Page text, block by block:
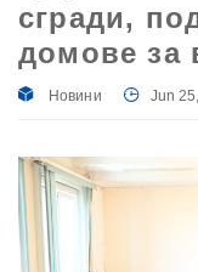
сгради,
домове за
Новини Jun